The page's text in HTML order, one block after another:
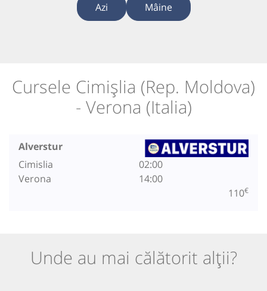
Azi Mâine
Cursele Cimișlia (Rep. Moldova)
- Verona (Italia)
Alverstur
Cimislia
Verona
02:00
14:00
110€
Unde au mai călătorit alții?